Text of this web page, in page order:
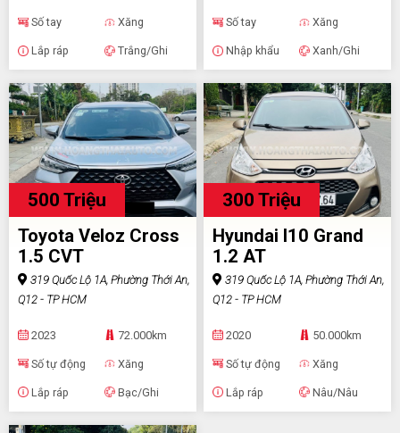
Số tay Xăng
Lắp ráp Trắng/Ghi
Số tay Xăng
Nhập khẩu Xanh/Ghi
500 Triệu
Toyota Veloz Cross
1.5 CVT
319 Quốc Lộ 1A, Phường Thới An,
Q12 - TP HCM
2023 72.000km
Số tự động Xăng
Lắp ráp Bạc/Ghi
300 Triệu
Hyundai I10 Grand
1.2 AT
319 Quốc Lộ 1A, Phường Thới An,
Q12 - TP HCM
2020 50.000km
Số tự động Xăng
Lắp ráp Nâu/Nâu